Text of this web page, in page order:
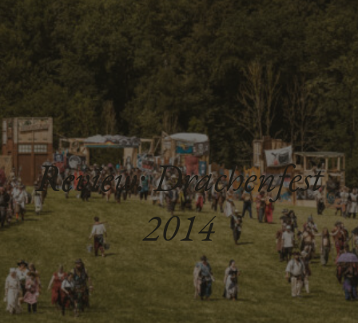
Review: Drachenfest
2014